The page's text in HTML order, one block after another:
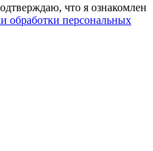
что я ознакомлен
обработки персональных